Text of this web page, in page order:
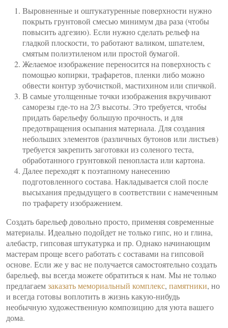
Выровненные и оштукатуренные поверхности нужно
покрыть грунтовой смесью минимум два раза (чтобы
повысить адгезию). Если нужно сделать рельеф на
гладкой плоскости, то работают валиком, шпателем,
смятым полиэтиленом или простой бумагой.
Желаемое изображение переносится на поверхность с
помощью копирки, трафаретов, пленки либо можно
обвести контур зубочисткой, мастихином или спичкой.
В самые утолщенные точки изображения вкручивают
саморезы где-то на 2/3 высоты. Это требуется, чтобы
придать барельефу большую прочность, и для
предотвращения осыпания материала. Для создания
небольших элементов (различных бутонов или листьев)
требуется закрепить заготовки из соленого теста,
обработанного грунтовкой пенопласта или картона.
Далее переходят к поэтапному нанесению
подготовленного состава. Накладывается слой после
высыхания предыдущего в соответствии с намеченным
по трафарету изображением.
Создать барельеф довольно просто, применяя современные
материалы. Идеально подойдет не только гипс, но и глина,
алебастр, гипсовая штукатурка и пр. Однако начинающим
мастерам проще всего работать с составами на гипсовой
основе. Если же у вас не получается самостоятельно создать
барельеф, вы всегда можете обратиться к нам. Мы не только
предлагаемзаказать мемориальный комплекс, памятники, но
и всегда готовы воплотить в жизнь какую-нибудь
необычную художественную композицию для уюта вашего
дома.